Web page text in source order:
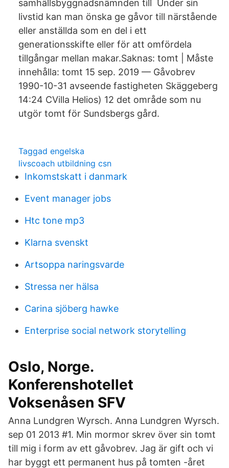
samhällsbyggnadsnämnden till Under sin
livstid kan man önska ge gåvor till närstående
eller anställda som en del i ett
generationsskifte eller för att omfördela
tillgångar mellan makar.Saknas: tomt ‎| Måste
innehålla: tomt 15 sep. 2019 — Gåvobrev
1990-10-31 avseende fastigheten Skäggeberg
14:24 CVilla Helios) 12 det område som nu
utgör tomt för Sundsbergs gård.
Taggad engelska
livscoach utbildning csn
Inkomstskatt i danmark
Event manager jobs
Htc tone mp3
Klarna svenskt
Artsoppa naringsvarde
Stressa ner hälsa
Carina sjöberg hawke
Enterprise social network storytelling
Oslo, Norge.
Konferenshotellet
Voksenåsen SFV
Anna Lundgren Wyrsch. Anna Lundgren Wyrsch.
sep 01 2013 #1. Min mormor skrev över sin tomt
till mig i form av ett gåvobrev. Jag är gift och vi
har byggt ett permanent hus på tomten -året